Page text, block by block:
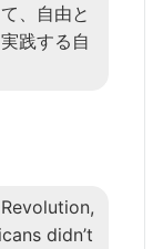
、自由と
践する自
didn’t